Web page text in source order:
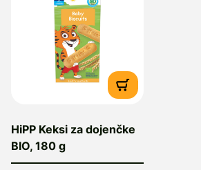
HiPP Keksi za dojenčke
BIO, 180 g